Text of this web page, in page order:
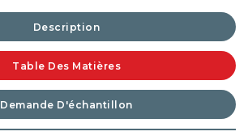
Description
Table Des Matières
Demande D'échantillon